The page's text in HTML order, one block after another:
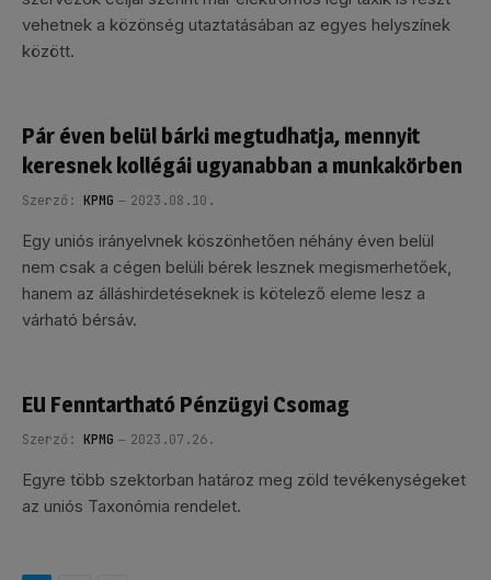
vehetnek a közönség utaztatásában az egyes helyszínek
között.
Pár éven belül bárki megtudhatja, mennyit
keresnek kollégái ugyanabban a munkakörben
Szerző: KPMG 2023.08.10.
Egy uniós irányelvnek köszönhetően néhány éven belül
nem csak a cégen belüli bérek lesznek megismerhetőek,
hanem az álláshirdetéseknek is kötelező eleme lesz a
várható bérsáv.
EU Fenntartható Pénzügyi Csomag
Szerző: KPMG 2023.07.26.
Egyre több szektorban határoz meg zöld tevékenységeket
az uniós Taxonómia rendelet.